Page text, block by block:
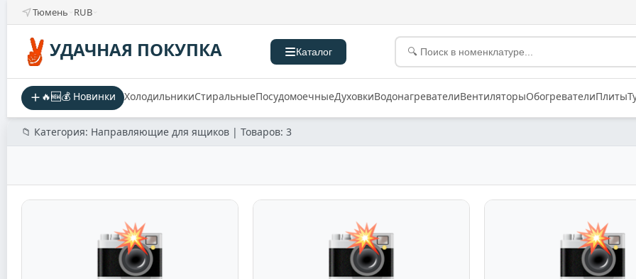
Тюмень RUB
УДАЧНАЯ ПОКУПКА Каталог
🔥🆕💰 Новинки ХолодильникиСтиральныеПосудомоечныеДуховкиВодонагревателиВентиляторыОбогревателиПлиты
📁 Категория: Направляющие для ящиков | Товаров: 3